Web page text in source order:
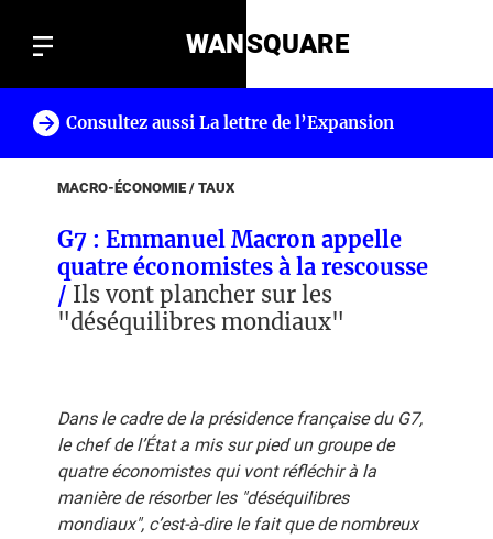
WANSQUARE
Consultez aussi La lettre de l’Expansion
MACRO-ÉCONOMIE / TAUX
G7 : Emmanuel Macron appelle
quatre économistes à la rescousse
/ Ils vont plancher sur les
"déséquilibres mondiaux"
Dans le cadre de la présidence française du G7,
le chef de l’État a mis sur pied un groupe de
quatre économistes qui vont réfléchir à la
manière de résorber les "déséquilibres
mondiaux", c’est-à-dire le fait que de nombreux